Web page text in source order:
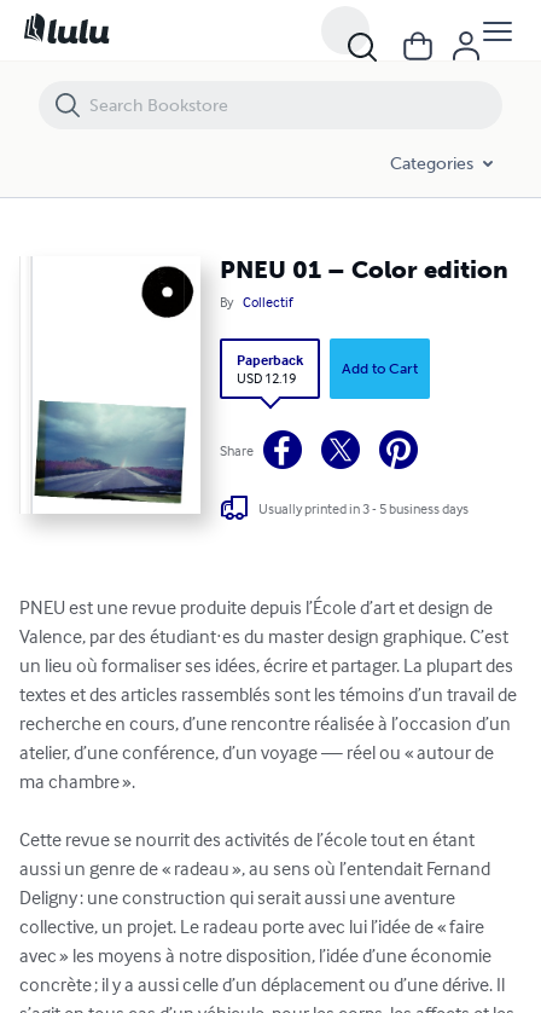
Categories
PNEU 01 – Color edition
By Collectif
Paperback
USD 12.19
Add to Cart
Share
Usually printed in 3 - 5 business days
PNEU est une revue produite depuis l’École d’art et design de
Valence, par des étudiant·es du master design graphique. C’est
un lieu où formaliser ses idées, écrire et partager. La plupart des
textes et des articles rassemblés sont les témoins d’un travail de
recherche en cours, d’une rencontre réalisée à l’occasion d’un
atelier, d’une conférence, d’un voyage — réel ou « autour de
ma chambre ».
Cette revue se nourrit des activités de l’école tout en étant
aussi un genre de « radeau », au sens où l’entendait Fernand
Deligny : une construction qui serait aussi une aventure
collective, un projet. Le radeau porte avec lui l’idée de « faire
avec » les moyens à notre disposition, l’idée d’une économie
concrète ; il y a aussi celle d’un déplacement ou d’une dérive. Il